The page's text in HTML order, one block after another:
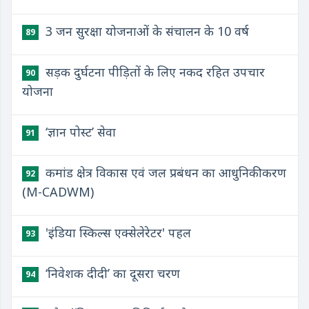
89 3 जन सुरक्षा योजनाओं के संचालन के 10 वर्ष
90
सड़क दुर्घटना पीड़ितों के लिए नकद रहित उपचार
योजना
91 ‘ज्ञान पोस्ट’ सेवा
92
कमांड क्षेत्र विकास एवं जल प्रबंधन का आधुनिकीकरण
(M-CADWM)
93 'इंडिया स्किल्स एक्सेलेरेटर' पहल
94 ‘निवेशक दीदी’ का दूसरा चरण